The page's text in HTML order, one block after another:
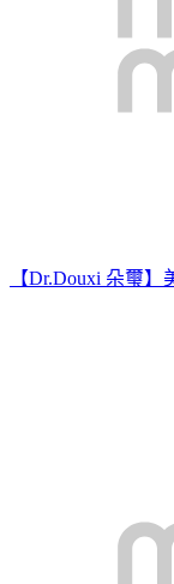
【Dr.Douxi 朵璽